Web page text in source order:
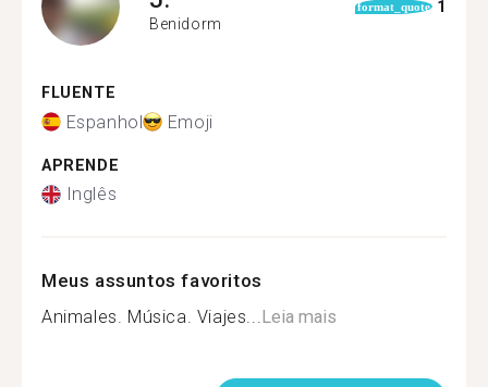
Benidorm
format_quote 1
FLUENTE
Espanhol Emoji
APRENDE
Inglês
Meus assuntos favoritos
Animales. Música. Viajes...Leia mais